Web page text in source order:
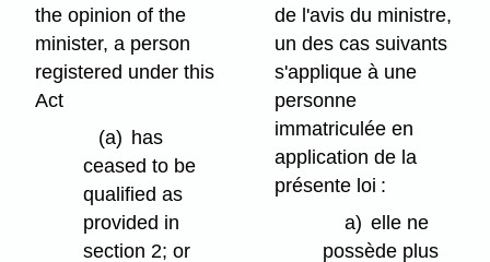
the opinion of the
minister, a person
registered under this
Act
(a) has
ceased to be
qualified as
provided in
section 2; or
de l'avis du ministre,
un des cas suivants
s'applique à une
personne
immatriculée en
application de la
présente loi :
a) elle ne
possède plus